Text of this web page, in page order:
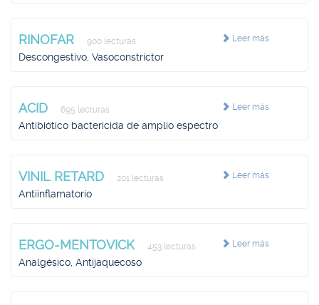
Leer más
RINOFAR 900 lecturas
Descongestivo, Vasoconstrictor
Leer más
ACID 695 lecturas
Antibiótico bactericida de amplio espectro
Leer más
VINIL RETARD 201 lecturas
Antiinflamatorio
Leer más
ERGO-MENTOVICK 453 lecturas
Analgésico, Antijaquecoso